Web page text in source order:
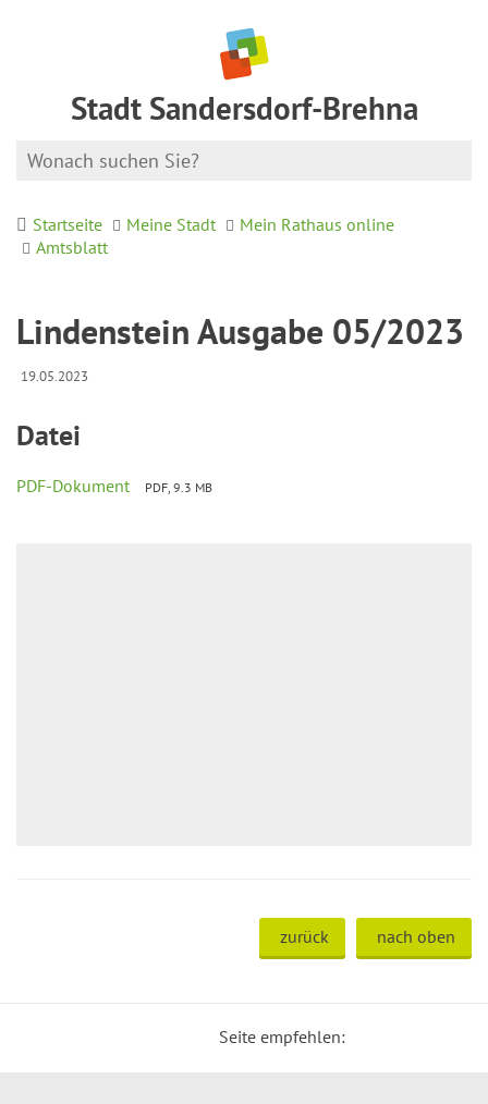
Stadt Sandersdorf-Brehna
Startseite Meine Stadt
Mein Rathaus online
Amtsblatt
Lindenstein Ausgabe 05/2023
19.05.2023
Datei
PDF-Dokument PDF, 9.3 MB
zurück nach oben
Seite empfehlen: